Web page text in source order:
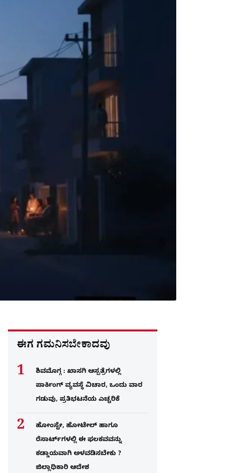
ಈಗ ಗಮನಿಸಬೇಕಾದವು
ಶಿವಮೊಗ್ಗ : ಖಾಸಗಿ ಆಸ್ಪತ್ರೆಗಳಲ್ಲಿ
ಪಾರ್ಕಿಂಗ್​ ವ್ಯವಸ್ಥೆ ವಿಚಾರ, ಒಂದು ವಾರ
ಗಡುವು, ಪ್ರತಿಭಟನೆಯ ಎಚ್ಚರಿಕೆ
ಹೋಂಸ್ಟೇ, ಹೋಟೇಲ್ ಹಾಗೂ
ರೆಸಾರ್ಟ್‌ಗಳಲ್ಲಿ ಈ ಫಲಕವವನ್ನು
ಕಡ್ಡಾಯವಾಗಿ ಅಳವಡಿಸಬೇಕು ?
ಜಿಲ್ಲಾಧಿಕಾರಿ ಆದೇಶ